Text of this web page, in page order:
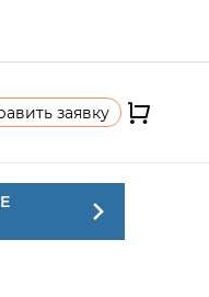
заявку